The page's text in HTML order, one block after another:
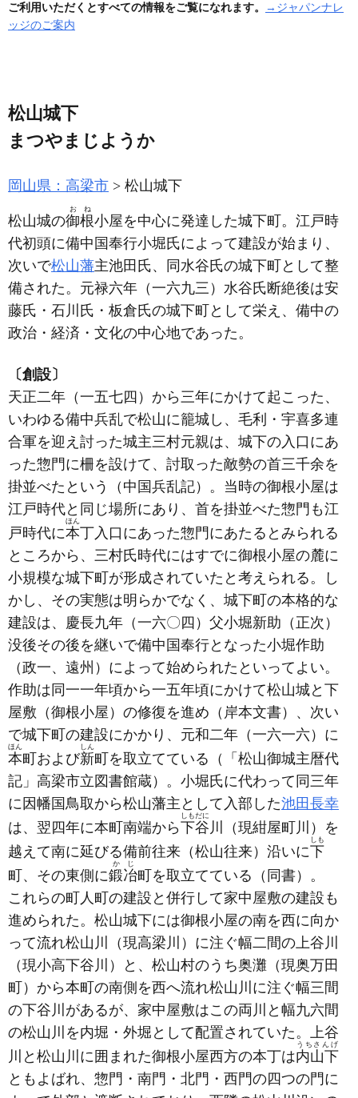
ご利用いただくとすべての情報をご覧になれます。
→ジャパンナレ
ッジのご案内
松山城下
まつやまじようか
岡山県：高梁市 松山城下
松山城の御根
おね
小屋を中心に発達した城下町。江戸時
代初頭に備中国奉行小堀氏によって建設が始まり、
次いで松山藩主池田氏、同水谷氏の城下町として整
備された。元禄六年 （一六九三） 水谷氏断絶後は安
藤氏・石川氏・板倉氏の城下町として栄え、備中の
政治・経済・文化の中心地であった。
〔創設〕
天正二年 （一五七四） から三年にかけて起こった、
いわゆる備中兵乱で松山に籠城し、毛利・宇喜多連
合軍を迎え討った城主三村元親は、城下の入口にあ
った惣門に柵を設けて、討取った敵勢の首三千余を
掛並べたという
（中国兵乱記） 。当時の御根小屋は
江戸時代と同じ場所にあり、首を掛並べた惣門も江
戸時代に本
ほん
丁入口にあった惣門にあたるとみられる
ところから、三村氏時代にはすでに御根小屋の麓に
小規模な城下町が形成されていたと考えられる。し
かし、その実態は明らかでなく、城下町の本格的な
建設は、慶長九年 （一六〇四） 父小堀新助 （正次）
没後その後を継いで備中国奉行となった小堀作助
（政一、遠州） によって始められたといってよい。
作助は同一一年頃から一五年頃にかけて松山城と下
屋敷 （御根小屋） の修復を進め （岸本文書） 、次い
で城下町の建設にかかり、元和二年 （一六一六） に
本
ほん
町および新
しん
町を取立てている （「松山御城主暦代
記」高梁市立図書館蔵） 。小堀氏に代わって同三年
に因幡国鳥取から松山藩主として入部した池田長幸
は、翌四年に本町南端から下谷
しもだに
川 （現紺屋町川） を
越えて南に延びる備前往来 （松山往来） 沿いに下
しも
町、その東側に鍛冶
かじ
町を取立てている （同書） 。
これらの町人町の建設と併行して家中屋敷の建設も
進められた。松山城下には御根小屋の南を西に向か
って流れ松山川
（現高梁川） に注ぐ幅二間の上谷川
（現小高下谷川）
と、松山村のうち奥灘 （現奥万田
町） から本町の南側を西へ流れ松山川に注ぐ幅三間
の下谷川があるが、家中屋敷はこの両川と幅九六間
の松山川を内堀・外堀として配置されていた。上谷
川と松山川に囲まれた御根小屋西方の本丁は内山下
うちさんげ
ともよばれ、惣門・南門・北門・西門の四つの門に